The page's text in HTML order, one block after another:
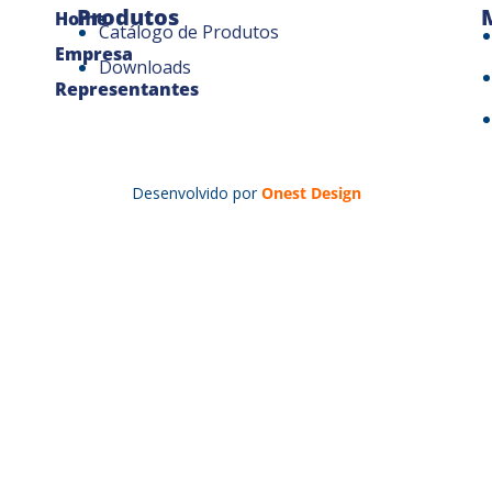
Home
Empresa
Representantes
Produtos
Catálogo de Produtos
Downloads
Desenvolvido por Onest Design